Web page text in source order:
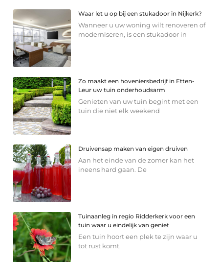
Waar let u op bij een stukadoor in Nijkerk?
Wanneer u uw woning wilt renoveren of
moderniseren, is een stukadoor in
Zo maakt een hoveniersbedrijf in Etten-
Leur uw tuin onderhoudsarm
Genieten van uw tuin begint met een
tuin die niet elk weekend
Druivensap maken van eigen druiven
Aan het einde van de zomer kan het
ineens hard gaan. De
Tuinaanleg in regio Ridderkerk voor een
tuin waar u eindelijk van geniet
Een tuin hoort een plek te zijn waar u
tot rust komt,